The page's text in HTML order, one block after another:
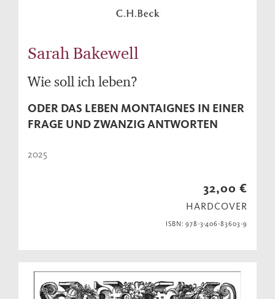
Sarah Bakewell
Wie soll ich leben?
ODER DAS LEBEN MONTAIGNES IN EINER
FRAGE UND ZWANZIG ANTWORTEN
2025
32,00 €
HARDCOVER
ISBN: 978-3-406-83603-9